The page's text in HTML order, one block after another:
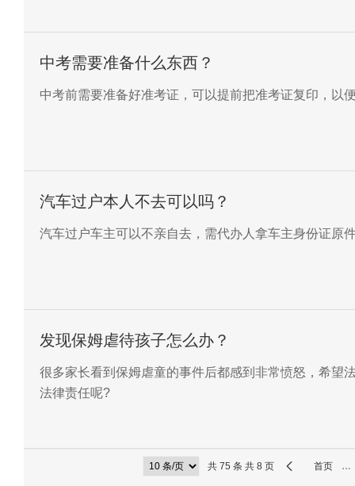
中考需要准备什么东西？
中考前需要准备好准考证，可以提前把准考证复印，以
汽车过户本人不去可以吗？
汽车过户车主可以不亲自去，需代办人拿车主身份证原
发现保姆虐待孩子怎么办？
很多家长看到保姆虐童的事件后都感到非常愤怒，希望
法律责任呢?
共 75 条 共 8 页 首页 …